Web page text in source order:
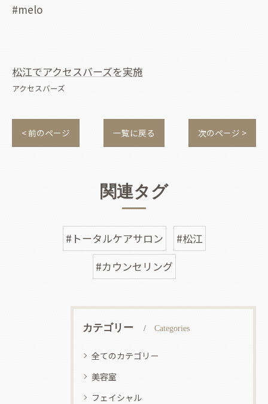
#melo
松江でアクセスバーズを実施
アクセスバーズ
< 前のページ 一覧に戻る 次のページ >
関連タグ
#トータルケアサロン
#松江
#カウンセリング
カテゴリー Categories
全てのカテゴリー
美容室
フェイシャル